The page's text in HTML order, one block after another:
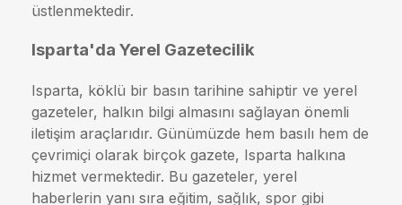
üstlenmektedir.
Isparta'da Yerel Gazetecilik
Isparta, köklü bir basın tarihine sahiptir ve yerel
gazeteler, halkın bilgi almasını sağlayan önemli
iletişim araçlarıdır. Günümüzde hem basılı hem de
çevrimiçi olarak birçok gazete, Isparta halkına
hizmet vermektedir. Bu gazeteler, yerel
haberlerin yanı sıra eğitim, sağlık, spor gibi